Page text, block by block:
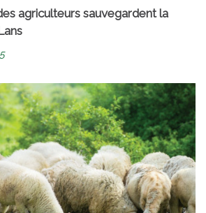
agriculteurs sauvegardent la